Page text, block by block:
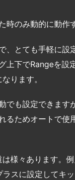
時のみ動的に動作
、とても手軽に設
上下でRangeを設
ります。
でも設定できます
るためオートで使
様々あります。
スに設定してキ